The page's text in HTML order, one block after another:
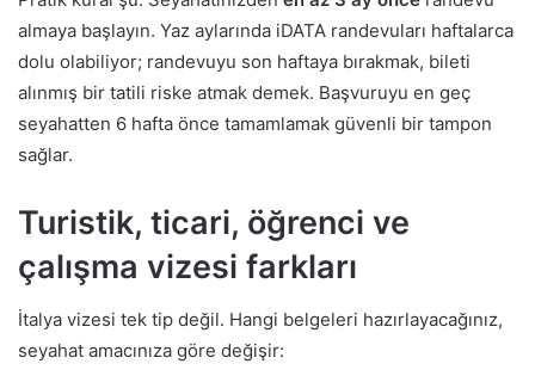
almaya başlayın. Yaz aylarında iDATA randevuları haftalarca
dolu olabiliyor; randevuyu son haftaya bırakmak, bileti
alınmış bir tatili riske atmak demek. Başvuruyu en geç
seyahatten 6 hafta önce tamamlamak güvenli bir tampon
sağlar.
Turistik, ticari, öğrenci ve
çalışma vizesi farkları
İtalya vizesi tek tip değil. Hangi belgeleri hazırlayacağınız,
seyahat amacınıza göre değişir: